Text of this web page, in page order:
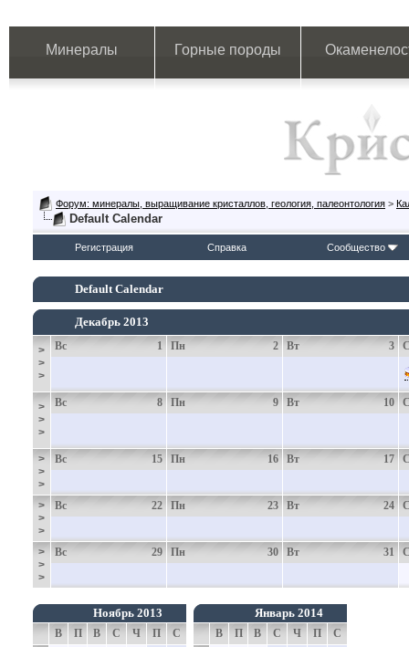
Минералы Горные породы
Форум: минералы, выращивание кристаллов, геология, палеонтология >
Default Calendar
Регистрация Справка Сообщество
Default Calendar
Декабрь 2013
>
>
>
1
Вс 2
Пн 3
Вт
>
>
>
8
Вс 9
Пн 10
Вт
>
>
>
15
Вс 16
Пн 17
Вт
>
>
>
22
Вс 23
Пн 24
Вт
>
>
>
29
Вс 30
Пн 31
Вт
Ноябрь 2013
В П В С Ч П
С
Январь 2014
В П В С Ч П
С